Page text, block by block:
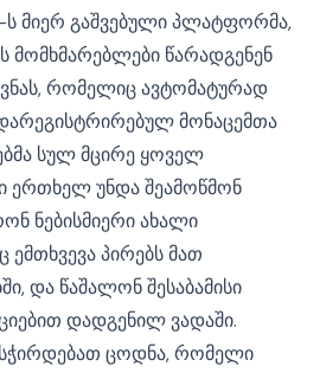
ს მიერ გაშვებული პლატფორმა,
მომხმარებლები წარადგენენ
რომელიც ავტომატურად
მონაცემთა
სულ მცირე ყოველ
უნდა შეამოწმონ
ნებისმიერი ახალი
პირებს მათ
და წაშალონ შესაბამისი
დადგენილ ვადაში.
ცოდნა, რომელი